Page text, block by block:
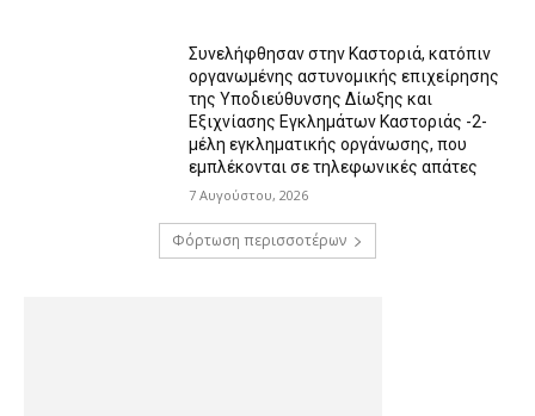
Συνελήφθησαν στην Καστοριά, κατόπιν
οργανωμένης αστυνομικής επιχείρησης
της Υποδιεύθυνσης Δίωξης και
Εξιχνίασης Εγκλημάτων Καστοριάς -2-
μέλη εγκληματικής οργάνωσης, που
εμπλέκονται σε τηλεφωνικές απάτες
7 Αυγούστου, 2026
Φόρτωση περισσοτέρων